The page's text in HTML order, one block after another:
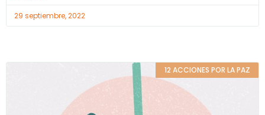
29 septiembre, 2022
12 ACCIONES POR LA PAZ